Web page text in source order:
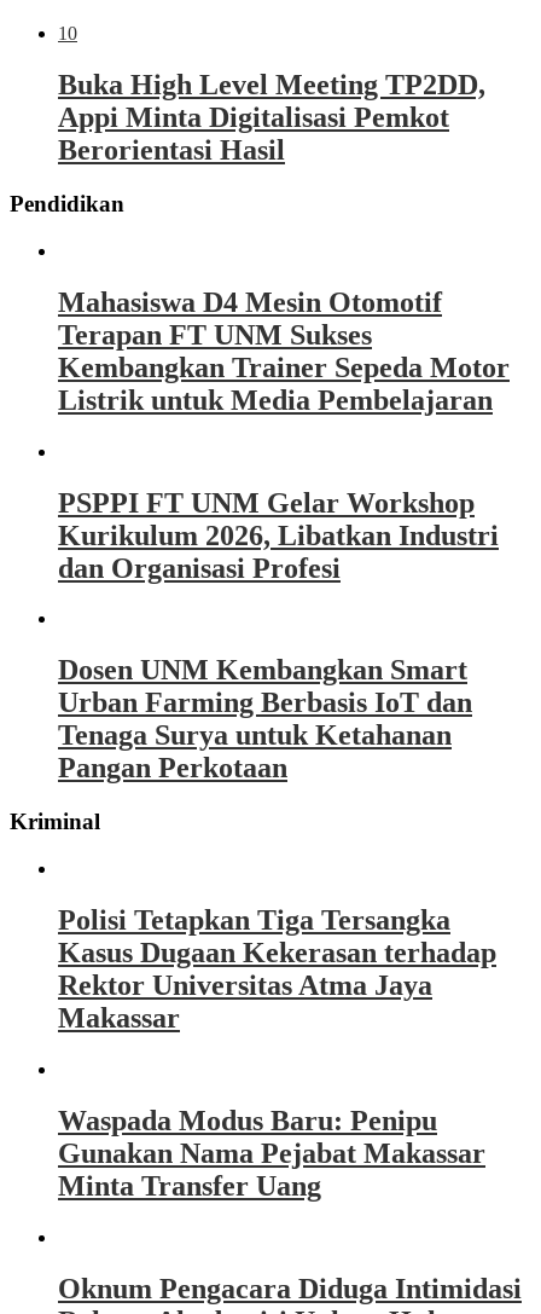
10
Buka High Level Meeting TP2DD,
Appi Minta Digitalisasi Pemkot
Berorientasi Hasil
Pendidikan
Mahasiswa D4 Mesin Otomotif
Terapan FT UNM Sukses
Kembangkan Trainer Sepeda Motor
Listrik untuk Media Pembelajaran
PSPPI FT UNM Gelar Workshop
Kurikulum 2026, Libatkan Industri
dan Organisasi Profesi
Dosen UNM Kembangkan Smart
Urban Farming Berbasis IoT dan
Tenaga Surya untuk Ketahanan
Pangan Perkotaan
Kriminal
Polisi Tetapkan Tiga Tersangka
Kasus Dugaan Kekerasan terhadap
Rektor Universitas Atma Jaya
Makassar
Waspada Modus Baru: Penipu
Gunakan Nama Pejabat Makassar
Minta Transfer Uang
Oknum Pengacara Diduga Intimidasi